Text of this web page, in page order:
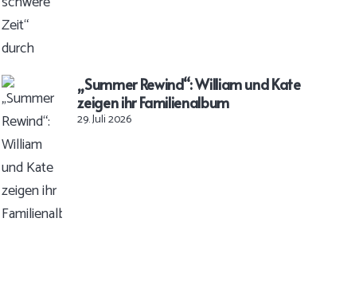
„Summer Rewind“: William und Kate
zeigen ihr Familienalbum
29. Juli 2026